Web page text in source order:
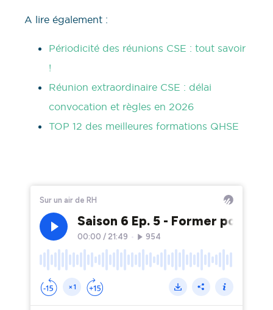
A lire également :
Périodicité des réunions CSE : tout savoir
!
Réunion extraordinaire CSE : délai
convocation et règles en 2026
TOP 12 des meilleures formations QHSE